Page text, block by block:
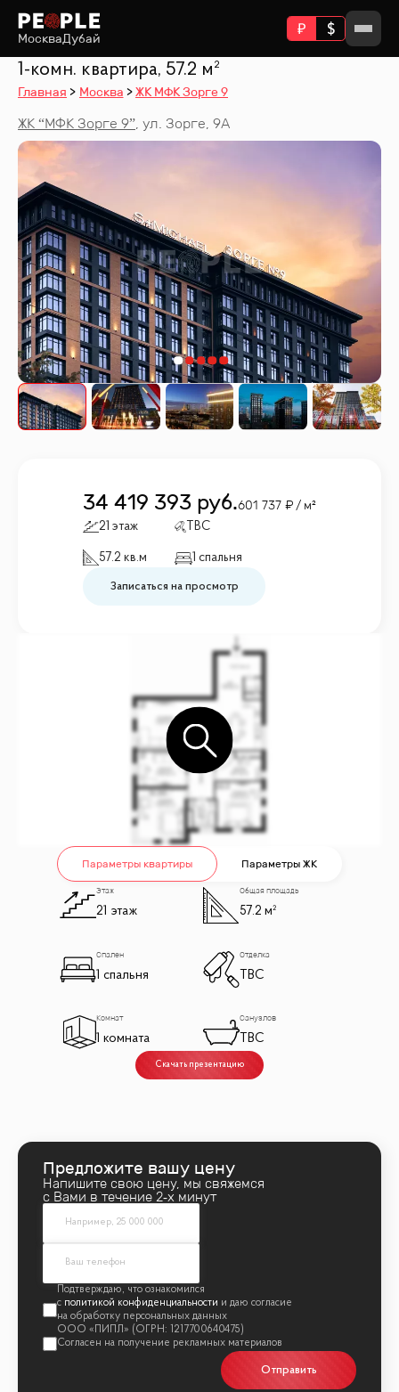
МоскваДубай
1-комн. квартира, 57.2 м²
Главная Москва ЖК МФК Зорге 9
ЖК “МФК Зорге 9”, ул. Зорге, 9А
34 419 393 руб.601 737 / м²
21 этаж TBC
57.2 кв.м 1 спальня
Записаться на просмотр
Параметры квартиры Параметры ЖК
Этаж
21 этаж
Общая площадь
57.2 м²
Спален
1 спальня
Отделка
TBC
Комнат
1 комната
Санузлов
TBC
Скачать презентацию
Предложите вашу цену
Напишите свою цену, мы свяжемся
с Вами в течение 2‑х минут
политикой конфиденциальности
Отправить